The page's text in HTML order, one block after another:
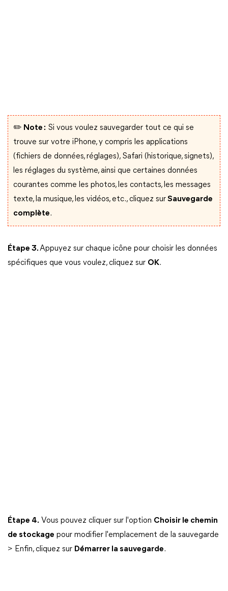
✏️ Note : Si vous voulez sauvegarder tout ce qui se
trouve sur votre iPhone, y compris les applications
(fichiers de données, réglages), Safari (historique, signets),
les réglages du système, ainsi que certaines données
courantes comme les photos, les contacts, les messages
texte, la musique, les vidéos, etc., cliquez surSauvegarde
complète.
Étape 3.Appuyez sur chaque icône pour choisir les données
spécifiques que vous voulez, cliquez sur OK.
Étape 4. Vous pouvez cliquer sur l'option Choisir le chemin
de stockage pour modifier l'emplacement de la sauvegarde
> Enfin, cliquez sur Démarrer la sauvegarde.